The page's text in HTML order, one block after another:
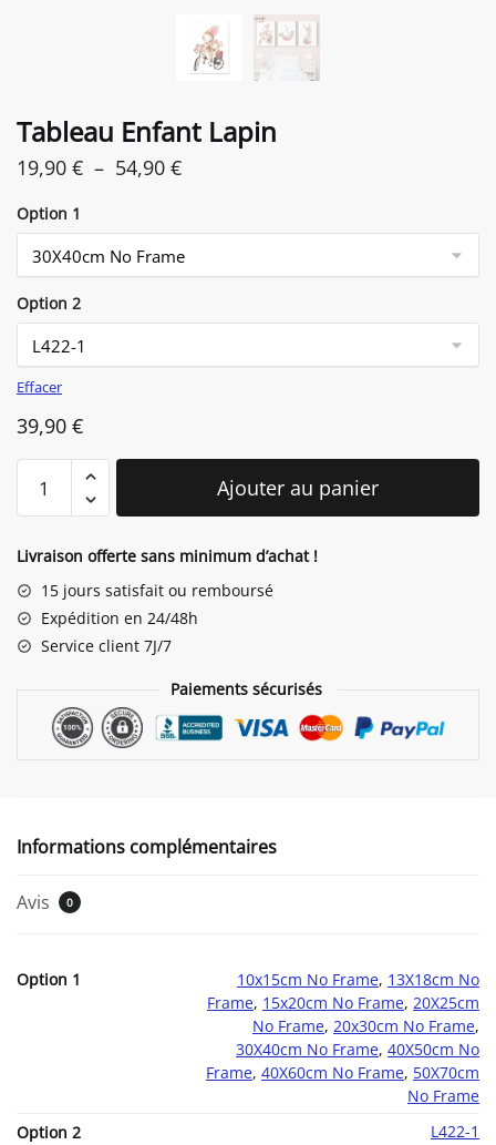
Tableau Enfant Lapin
19,90 € – 54,90 €Plage
19,90 €
Option 1
Option 2
Effacer
39,90 €
Enfant
Ajouter au panier
Livraison offerte sans minimum d’achat !
15 jours satisfait ou remboursé
Expédition en 24/48h
Service client 7J/7
Paiements sécurisés
Informations complémentaires
Avis 0
Option 1 10x15cm No Frame, 13X18cm No
Frame, 15x20cm No Frame, 20X25cm
No Frame, 20x30cm No Frame,
30X40cm No Frame, 40X50cm No
Frame, 40X60cm No Frame, 50X70cm
No Frame
Option 2
L422-1